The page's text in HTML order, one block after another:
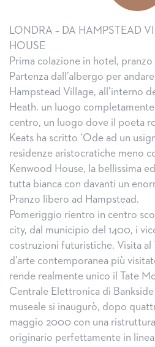
LONDRA – DA HAMPSTEAD
HOUSE
Prima colazione in hotel,
Partenza dall’albergo per
Hampstead Village, all’interno
Heath. un luogo
centro, un luogo dove il poeta
Keats ha scritto ‘Ode ad un
residenze aristocratiche meno
Kenwood House, la bellissima
tutta bianca con davanti un
Pranzo libero ad Hampstead.
Pomeriggio rientro in centro
city, dal municipio del 1400, i
costruzioni futuristiche. Visita al
d’arte contemporanea più
rende realmente unico il Tate
Centrale Elettronica di
museale si inaugurò, dopo
maggio 2000 con una
originario perfettamente in